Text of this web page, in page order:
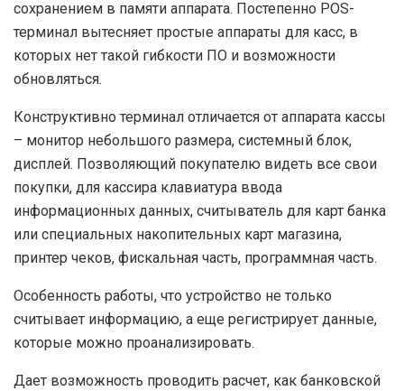
сохранением в памяти аппарата. Постепенно POS-
терминал вытесняет простые аппараты для касс, в
которых нет такой гибкости ПО и возможности
обновляться.
Конструктивно терминал отличается от аппарата кассы
– монитор небольшого размера, системный блок,
дисплей. Позволяющий покупателю видеть все свои
покупки, для кассира клавиатура ввода
информационных данных, считыватель для карт банка
или специальных накопительных карт магазина,
принтер чеков, фискальная часть, программная часть.
Особенность работы, что устройство не только
считывает информацию, а еще регистрирует данные,
которые можно проанализировать.
Дает возможность проводить расчет, как банковской